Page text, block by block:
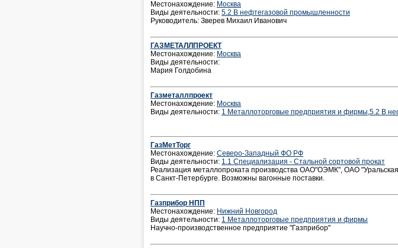
Местонахождение: Москва
Виды деятельности: 5.2 В нефтегазовой промышленности
Руководитель: Зверев Михаил Иванович
ГАЗМЕТАЛЛПРОЕКТ
Местонахождение: Москва
Виды деятельности:
Мария Голдобина
Газметаллпроект
Местонахождение: Москва
Виды деятельности: 1 Металлоторговые предприятия и фирмы,5.2 В
ГазМетТорг
Местонахождение: Северо-Западный ФО РФ
Виды деятельности: 1.1 Специализация - Стальной сортовой прокат
Реализация металлопроката производства ОАО"ОЭМК", ОАО
в Санкт-Петербурге. Возможны вагонные поставки.
Газприбор НПП
Местонахождение: Нижний Новгород
Виды деятельности: 1 Металлоторговые предприятия и фирмы
Научно-производственное предприятие "Газприбор"